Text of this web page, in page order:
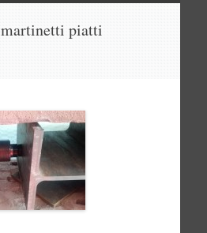
martinetti piatti